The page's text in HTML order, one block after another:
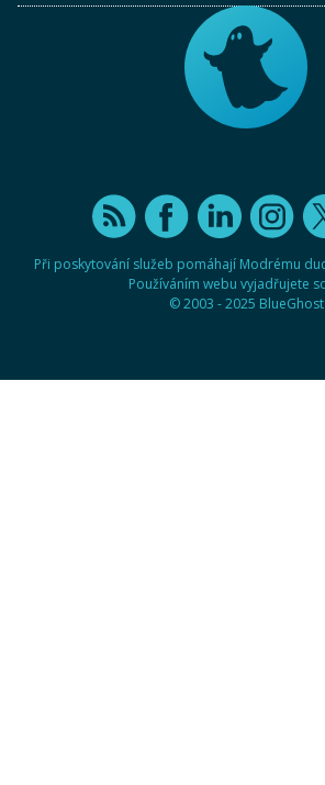
Při poskytování služeb pomáhají Modrému
Používáním webu vyjadřujete
© 2003 - 2025 BlueGhost